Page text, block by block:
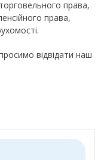
права,
права,
відвідати наш